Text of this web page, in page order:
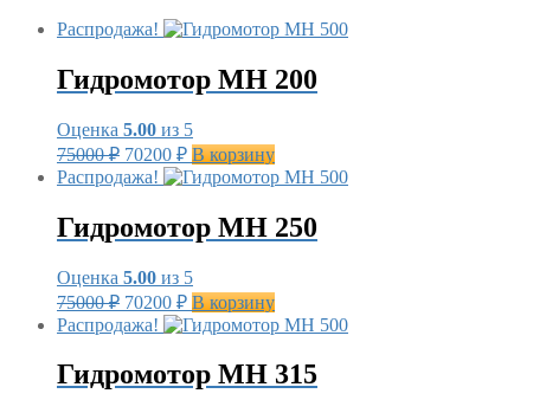
Распродажа!
Гидромотор MH 200
Оценка 5.00 из 5
75000₽ Первоначальная
цена
составляла
70200 ₽Текущая
цена:
В корзину
Распродажа!
Гидромотор MH 250
Оценка 5.00 из 5
75000₽ Первоначальная
цена
составляла
70200 ₽Текущая
цена:
В корзину
Распродажа!
Гидромотор MH 315